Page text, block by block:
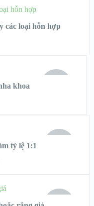
các loại hỗn hợp
khoa
tỷ lệ 1:1